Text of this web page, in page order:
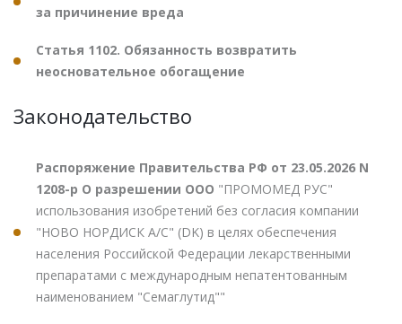
за причинение вреда
Статья 1102. Обязанность возвратить
неосновательное обогащение
Законодательство
Распоряжение Правительства РФ от 23.05.2026 N
1208-р О разрешении ООО "ПРОМОМЕД РУС"
использования изобретений без согласия компании
"НОВО НОРДИСК А/С" (DK) в целях обеспечения
населения Российской Федерации лекарственными
препаратами с международным непатентованным
наименованием "Семаглутид""